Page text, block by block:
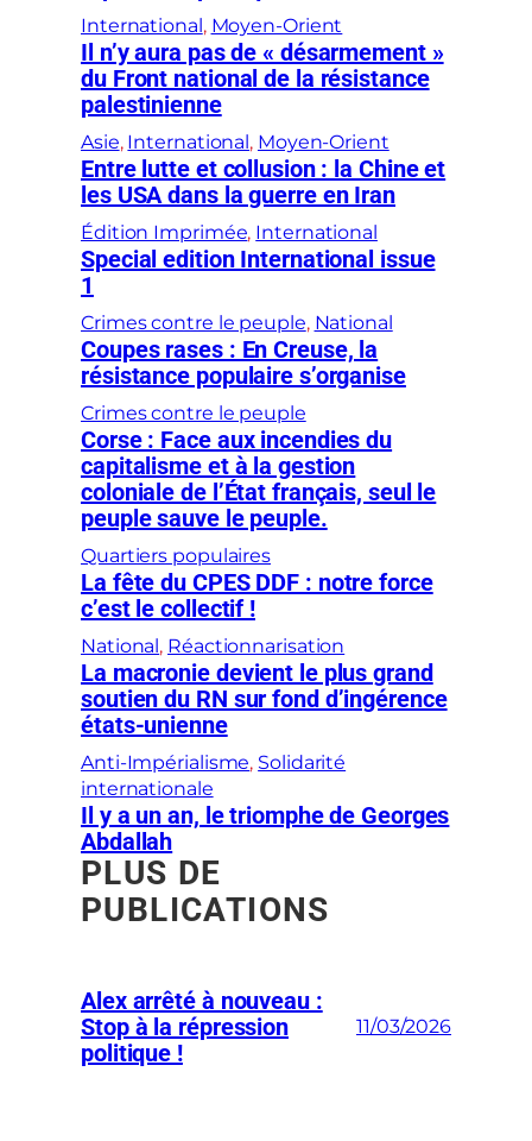
International , Moyen-Orient
Il n’y aura pas de « désarmement »
du Front national de la résistance
palestinienne
Asie, International , Moyen-Orient
Entre lutte et collusion : la Chine et
les USA dans la guerre en Iran
Édition Imprimée, International
Special edition International issue
1
Crimes contre le peuple, National
Coupes rases : En Creuse, la
résistance populaire s’organise
Crimes contre le peuple
Corse : Face aux incendies du
capitalisme et à la gestion
coloniale de l’État français, seul le
peuple sauve le peuple.
Quartiers populaires
La fête du CPES DDF : notre force
c’est le collectif !
National , Réactionnarisation
La macronie devient le plus grand
soutien du RN sur fond d’ingérence
états-unienne
Anti-Impérialisme, Solidarité
internationale
Il y a un an, le triomphe de Georges
Abdallah
PLUS DE
PUBLICATIONS
Alex arrêté à nouveau :
Stop à la répression
politique !
11/03/2026